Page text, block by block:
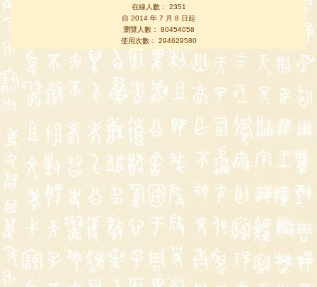
在線人數： 2351
自 2014 年 7 月 8 日起
瀏覽人數： 80454058
使用次數： 294629580